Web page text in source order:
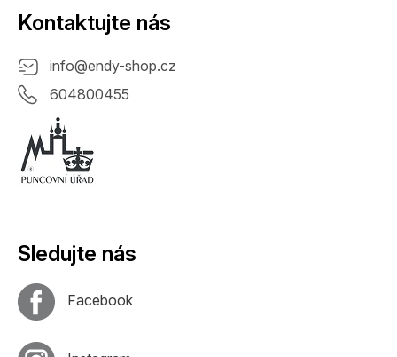
Kontaktujte nás
info@endy-shop.cz
604800455
Sledujte nás
Facebook